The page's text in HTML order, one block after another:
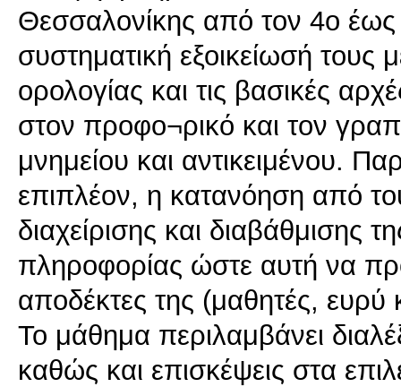
Θεσσαλονίκης από τον 4ο
συστηματική εξοικείωσή τους
ορολογίας και τις βασικές
στον προφο¬ρικό και τον
μνημείου και αντικειμένου.
επιπλέον, η κατανόηση από
διαχείρισης και διαβάθμισης
πληροφορίας ώστε αυτή να
αποδέκτες της (μαθητές, ευρύ
Το μάθημα περιλαμβάνει
καθώς και επισκέψεις στα